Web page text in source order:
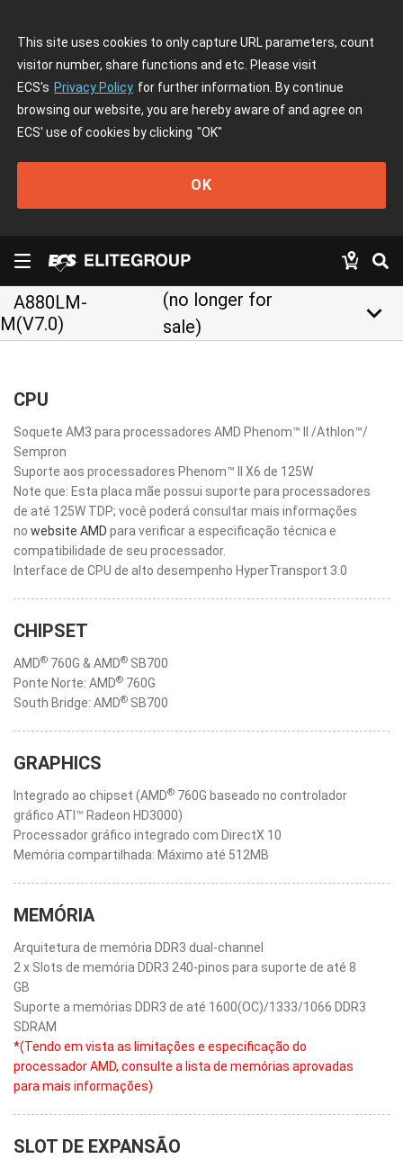
This site uses cookies to only capture URL parameters, count
visitor number, share functions and etc. Please visit
ECS's Privacy Policy for further information. By continue
browsing our website, you are hereby aware of and agree on
ECS' use of cookies by clicking "OK"
OK
A880LM-
M(V7.0)
(no longer for
sale)
keyboard_arrow_down
CPU
Soquete AM3 para processadores AMD Phenom™ II /Athlon™/
Sempron
Suporte aos processadores Phenom™ II X6 de 125W
Note que: Esta placa mãe possui suporte para processadores
de até 125W TDP; você poderá consultar mais informações
no website AMD para verificar a especificação técnica e
compatibilidade de seu processador.
Interface de CPU de alto desempenho HyperTransport 3.0
CHIPSET
AMD® 760G & AMD® SB700
Ponte Norte: AMD® 760G
South Bridge: AMD® SB700
GRAPHICS
Integrado ao chipset (AMD® 760G baseado no controlador
gráfico ATI™ Radeon HD3000)
Processador gráfico integrado com DirectX 10
Memória compartilhada: Máximo até 512MB
MEMÓRIA
Arquitetura de memória DDR3 dual-channel
2 x Slots de memória DDR3 240-pinos para suporte de até 8
GB
Suporte a memórias DDR3 de até 1600(OC)/1333/1066 DDR3
SDRAM
*(Tendo em vista as limitações e especificação do
processador AMD, consulte a lista de memórias aprovadas
para mais informações)
SLOT DE EXPANSÃO